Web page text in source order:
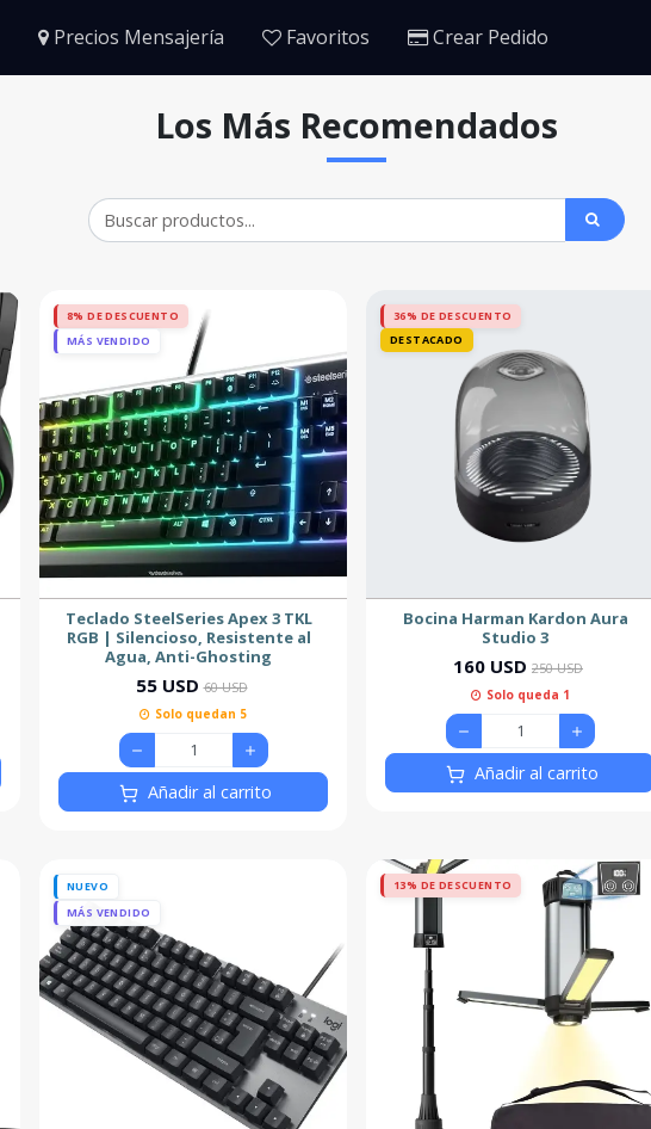
Precios Mensajería Favoritos Crear Pedido
Los Más Recomendados
8% DE DESCUENTO
MÁS VENDIDO
Teclado SteelSeries Apex 3 TKL
RGB | Silencioso, Resistente al
Agua, Anti-Ghosting
55 USD 60 USD
Solo quedan 5
Añadir al carrito
36% DE DESCUENTO
DESTACADO
Bocina Harman Kardon Aura
Studio 3
160 USD 250 USD
Solo queda 1
Añadir al carrito
NUEVO
MÁS VENDIDO
13% DE DESCUENTO